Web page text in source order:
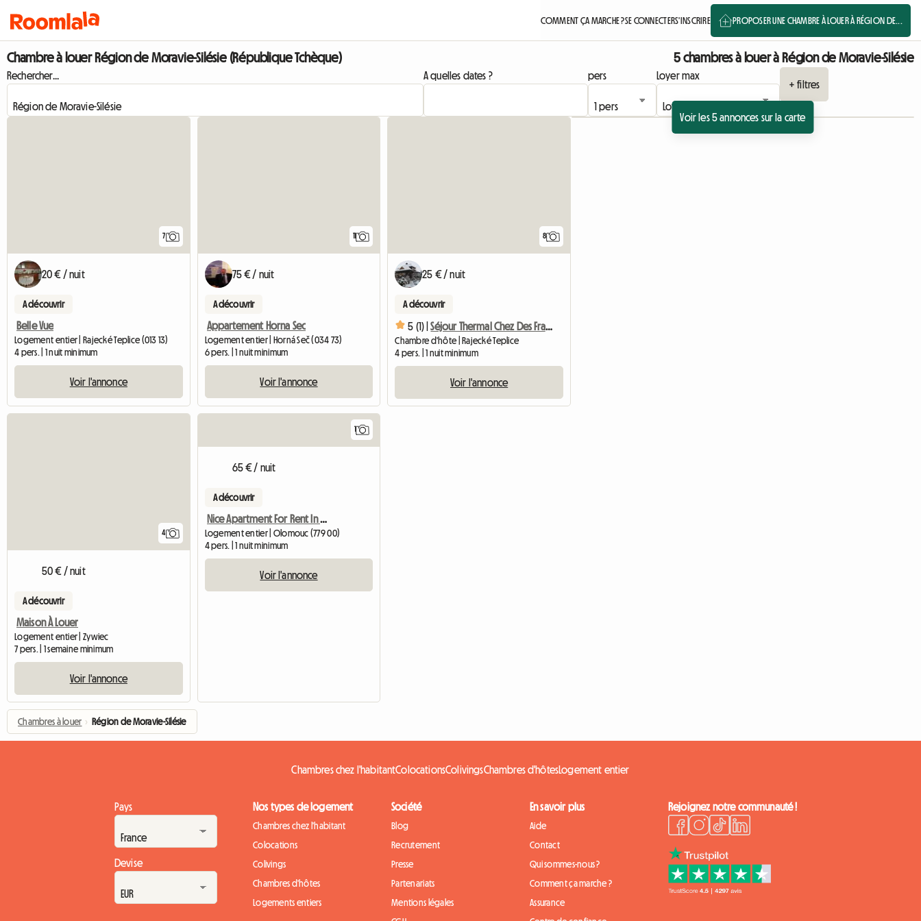
COMMENT ÇA MARCHE ?SE CONNECTERS'INSCRIRE PROPOSER UNE CHAMBRE À LOUER À RÉGION DE...
Chambre à louer Région de Moravie-Silésie (République Tchèque) 5 chambres à louer à Région de Moravie-Silésie
Rechercher... A quelles dates ? pers
Loyer max
+ filtres
Voir les 5 annonces sur la carte
7
20 € / nuit
A découvrir
Belle Vue
Logement entier | Rajecké Teplice (013 13)
4 pers. | 1 nuit minimum
Voir l'annonce
11
75 € / nuit
A découvrir
Appartement Horna Sec
Logement entier | Horná Seč (034 73)
6 pers. | 1 nuit minimum
Voir l'annonce
8
25 € / nuit
A découvrir
5 (1) | Séjour Thermal Chez Des Francophones
Chambre d'hôte | Rajecké Teplice
4 pers. | 1 nuit minimum
Voir l'annonce
4
50 € / nuit
A découvrir
Maison À Louer
Logement entier | Zywiec
7 pers. | 1 semaine minimum
Voir l'annonce
1
65 € / nuit
A découvrir
Nice Apartment For Rent In Olomouc
Logement entier | Olomouc (779 00)
4 pers. | 1 nuit minimum
Voir l'annonce
Chambres à louer › Région de Moravie-Silésie
Chambres chez l'habitantColocationsColivingsChambres d'hôtesLogement entier
Pays
Devise
Nos types de logement
Chambres chez l'habitant
Colocations
Colivings
Chambres d'hôtes
Logements entiers
Société
Blog
Recrutement
Presse
Partenariats
Mentions légales
En savoir plus
Aide
Contact
Qui sommes-nous ?
Comment ça marche ?
Assurance
Rejoignez notre communauté !